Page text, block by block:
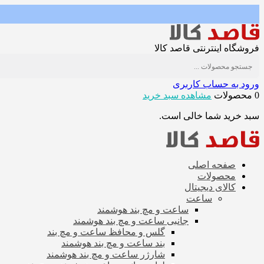
فروشگاه اینترنتی قاصد کالا
ورود به حساب کاربری
0 محصولات
مشاهده سبد خرید
سبد خرید شما خالی است.
صفحه اصلی
محصولات
کالای دیجیتال
ساعت
ساعت و مچ بند هوشمند
جانبی ساعت و مچ بند هوشمند
گلس و محافظ ساعت و مچ بند
بند ساعت و مچ بند هوشمند
شارژر ساعت و مچ بند هوشمند